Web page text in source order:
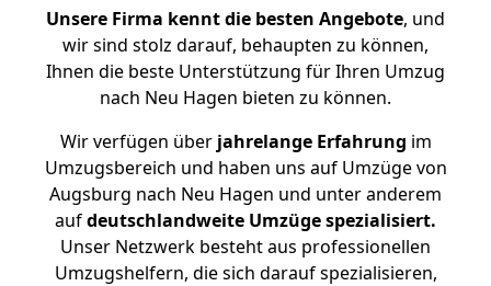
Unsere Firma kennt die besten Angebote, und
wir sind stolz darauf, behaupten zu können,
Ihnen die beste Unterstützung für Ihren Umzug
nach Neu Hagen bieten zu können.
Wir verfügen überjahrelange Erfahrung im
Umzugsbereich und haben uns auf Umzüge von
Augsburg nach Neu Hagen und unter anderem
aufdeutschlandweite Umzüge spezialisiert.
Unser Netzwerk besteht aus professionellen
Umzugshelfern, die sich darauf spezialisieren,